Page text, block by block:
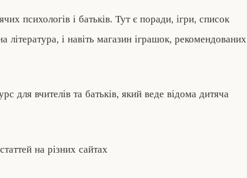
психологів і батьків. Тут є поради, ігри, список
література, і навіть магазин іграшок, рекомендованих
для вчителів та батьків, який веде відома дитяча
на різних сайтах